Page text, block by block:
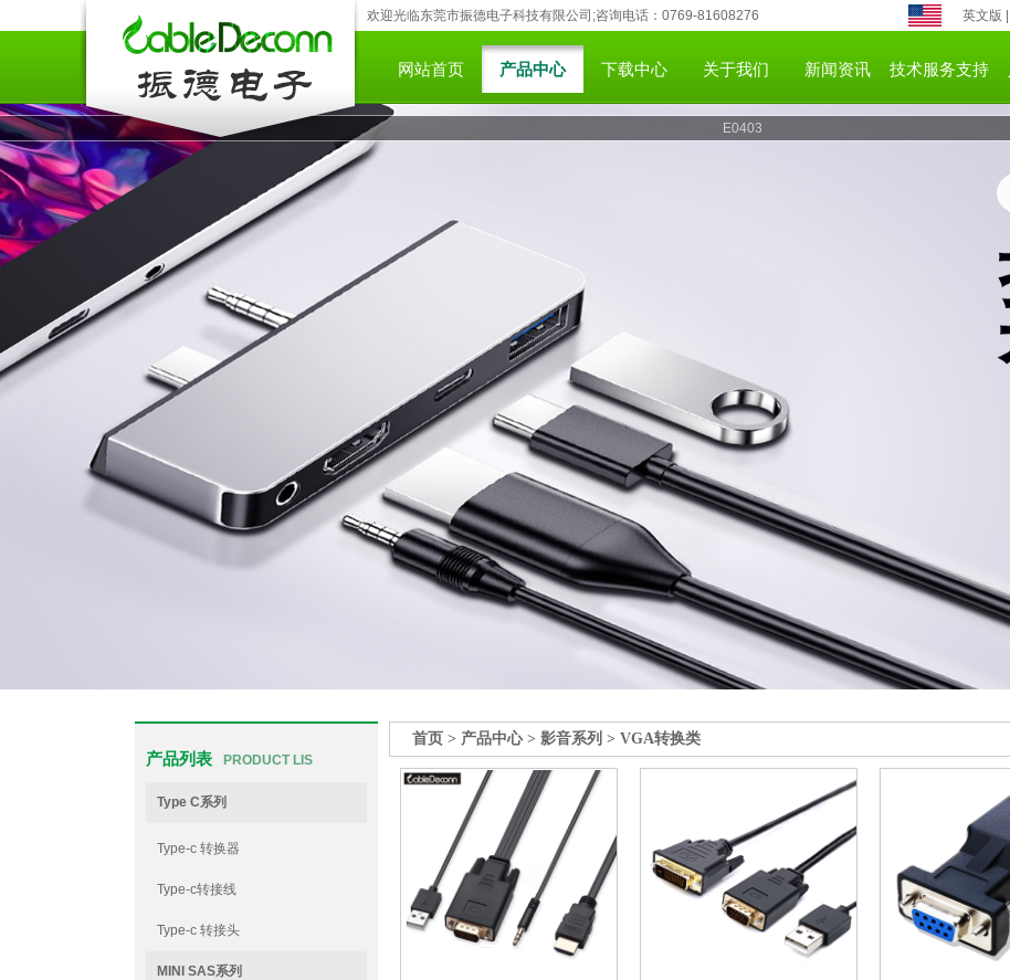
欢迎光临东莞市振德电子科技有限公司;咨询电话：0769-81608276 英文版
网站首页 产品中心 下载中心 关于我们 新闻资讯 技术服务支持
E0403
产品列表 PRODUCT LIS
Type C系列
Type-c 转换器
Type-c转接线
Type-c 转接头
MINI SAS系列
首页 > 产品中心> 影音系列 > VGA转换类